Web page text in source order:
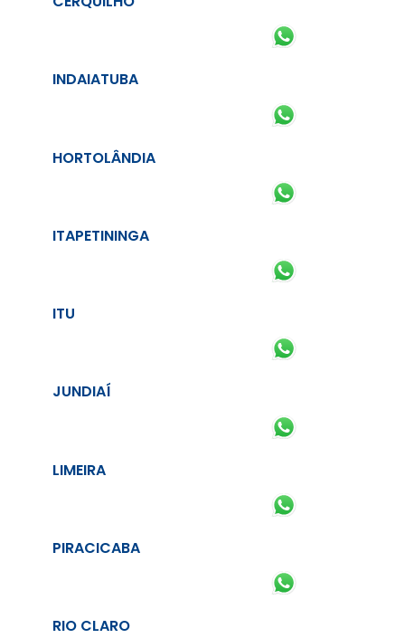
INDAIATUBA
HORTOLÂNDIA
ITAPETININGA
ITU
JUNDIAÍ
LIMEIRA
PIRACICABA
RIO CLARO